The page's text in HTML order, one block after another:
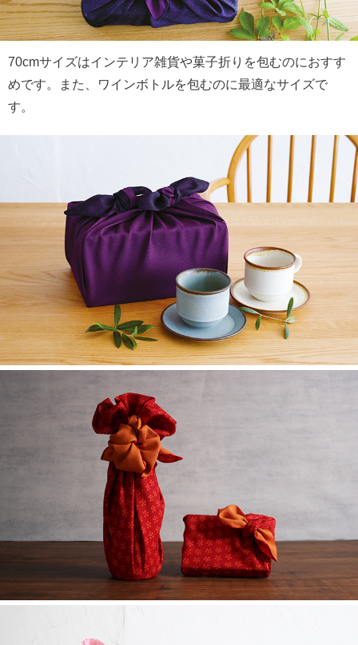
70cmサイズはインテリア雑貨や菓子折りを包むのにおすす
めです。また、ワインボトルを包むのに最適なサイズで
す。